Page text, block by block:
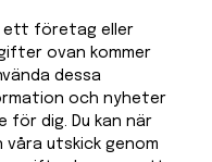
ett företag eller
ovan kommer
dessa
och nyheter
för dig. Du kan när
utskick genom